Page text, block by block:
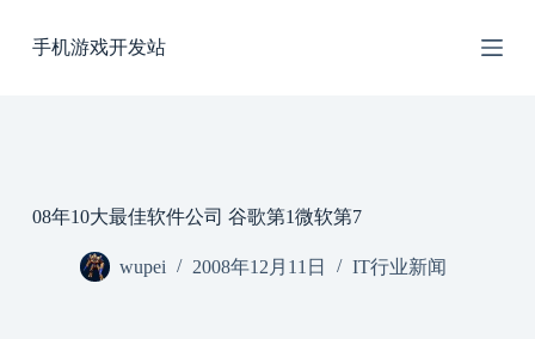
过
手机游戏开发站
08年10大最佳软件公司 谷歌第1微软第7
wupei 2008年12月11日 IT行业新闻